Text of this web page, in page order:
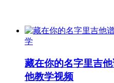
学
藏在你的名字里吉
他教学视频